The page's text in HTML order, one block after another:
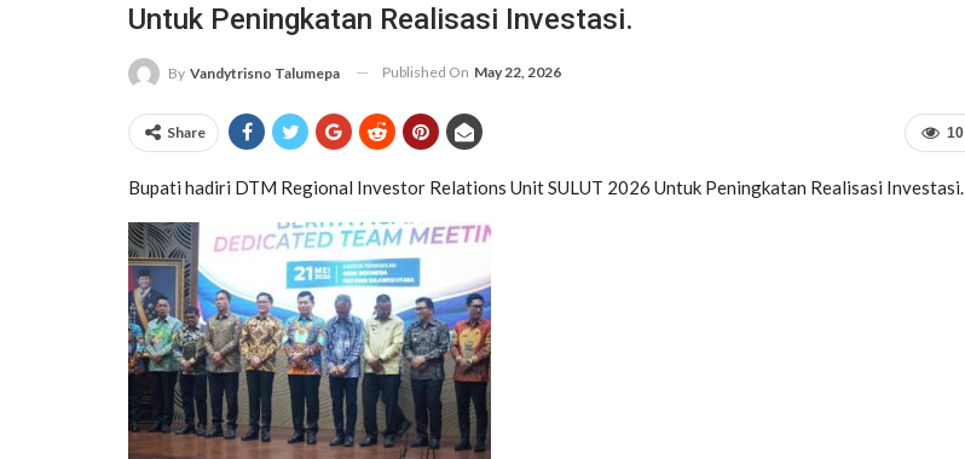
Untuk Peningkatan Realisasi Investasi.
By Vandytrisno Talumepa Published On May 22, 2026
10
Share
Bupati hadiri DTM Regional Investor Relations Unit SULUT 2026 Untuk Peningkatan Realisasi Investasi.